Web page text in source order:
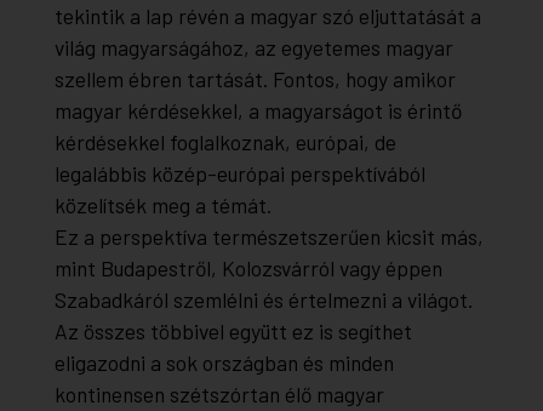
tekintik a lap révén a magyar szó eljuttatását a
világ magyarságához, az egyetemes magyar
szellem ébren tartását. Fontos, hogy amikor
magyar kérdésekkel, a magyarságot is érintő
kérdésekkel foglalkoznak, európai, de
legalábbis közép-európai perspektívából
közelítsék meg a témát.
Ez a perspektíva természetszerűen kicsit más,
mint Budapestről, Kolozsvárról vagy éppen
Szabadkáról szemlélni és értelmezni a világot.
Az összes többivel együtt ez is segíthet
eligazodni a sok országban és minden
kontinensen szétszórtan élő magyar